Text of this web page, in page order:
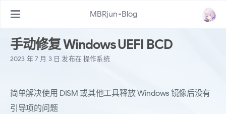
MBRjun-Blog
手动修复 Windows UEFI BCD
2023 年 7 月 3 日 发布在操作系统
简单解决使用 DISM 或其他工具释放 Windows 镜像后没有
引导项的问题